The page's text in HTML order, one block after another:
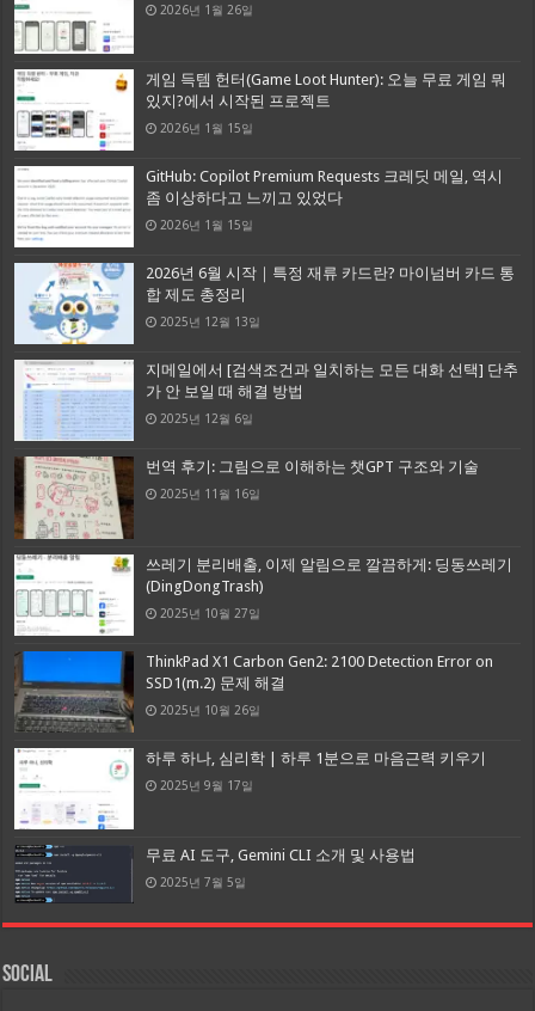
2026년 1월 26일
게임 득템 헌터(Game Loot Hunter): 오늘 무료 게임 뭐
있지?에서 시작된 프로젝트
2026년 1월 15일
GitHub: Copilot Premium Requests 크레딧 메일, 역시
좀 이상하다고 느끼고 있었다
2026년 1월 15일
2026년 6월 시작｜특정 재류 카드란? 마이넘버 카드 통
합 제도 총정리
2025년 12월 13일
지메일에서 [검색조건과 일치하는 모든 대화 선택] 단추
가 안 보일 때 해결 방법
2025년 12월 6일
번역 후기: 그림으로 이해하는 챗GPT 구조와 기술
2025년 11월 16일
쓰레기 분리배출, 이제 알림으로 깔끔하게: 딩동쓰레기
(DingDongTrash)
2025년 10월 27일
ThinkPad X1 Carbon Gen2: 2100 Detection Error on
SSD1(m.2) 문제 해결
2025년 10월 26일
하루 하나, 심리학 | 하루 1분으로 마음근력 키우기
2025년 9월 17일
무료 AI 도구, Gemini CLI 소개 및 사용법
2025년 7월 5일
Social